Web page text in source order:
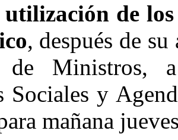
utilización de
, después de
de Ministros,
Sociales y
mañana